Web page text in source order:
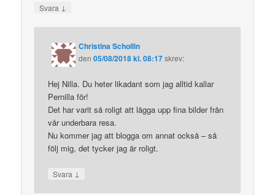
Svara ↓
Christina Schollin
den05/08/2018 kl. 08:17skrev:
Hej Nilla. Du heter likadant som jag alltid kallar
Pernilla för!
Det har varit så roligt att lägga upp fina bilder från
vår underbara resa.
Nu kommer jag att blogga om annat också – så
följ mig, det tycker jag är roligt.
Svara ↓